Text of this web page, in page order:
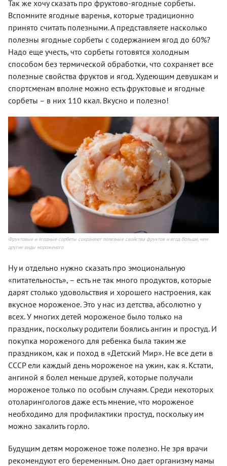
Так же хочу сказать про фруктово-ягодные сорбеты.
Вспомните ягодные варенья, которые традиционно
принято считать полезными. А представляете насколько
полезны ягодные сорбеты с содержанием ягод до 60%?
Надо еще учесть, что сорбеты готовятся холодным
способом без термической обработки, что сохраняет все
полезные свойства фруктов и ягод. Худеющим девушкам и
спортсменам вполне можно есть фруктовые и ягодные
сорбеты – в них 110 ккал. Вкусно и полезно!
Фруктовые и ягодные сорбеты сохраняют полезные свойства фруктов и ягод больше, чем
другие виды мороженого
Ну и отдельно нужно сказать про эмоциональную
«питательность», – есть не так много продуктов, которые
дарят столько удовольствия и хорошего настроения, как
вкусное мороженое. Это у нас из детства, абсолютно у
всех. У многих детей мороженое было только на
праздник, поскольку родители боялись ангин и простуд. И
покупка мороженого для ребенка была таким же
праздником, как и поход в «Детский Мир». Не все дети в
СССР ели каждый день мороженое на ужин, как я. Кстати,
ангиной я болел меньше друзей, которые получали
мороженое только по особым случаям. Среди некоторых
отоларингологов даже есть мнение, что мороженое
необходимо для профилактики простуд, поскольку им
можно закалить горло.
Будущим детям мороженое тоже полезно. Не зря врачи
рекомендуют его беременным. Оно дает организму мамы